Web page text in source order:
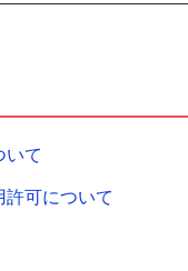
いて
許可について